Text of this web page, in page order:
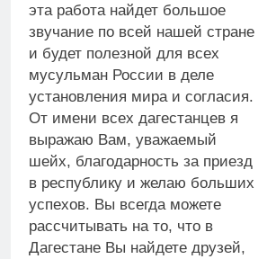
эта работа найдет большое
звучание по всей нашей стране
и будет полезной для всех
мусульман России в деле
установления мира и согласия.
От имени всех дагестанцев я
выражаю Вам, уважаемый
шейх, благодарность за приезд
в республику и желаю больших
успехов. Вы всегда можете
рассчитывать на то, что в
Дагестане Вы найдете друзей,